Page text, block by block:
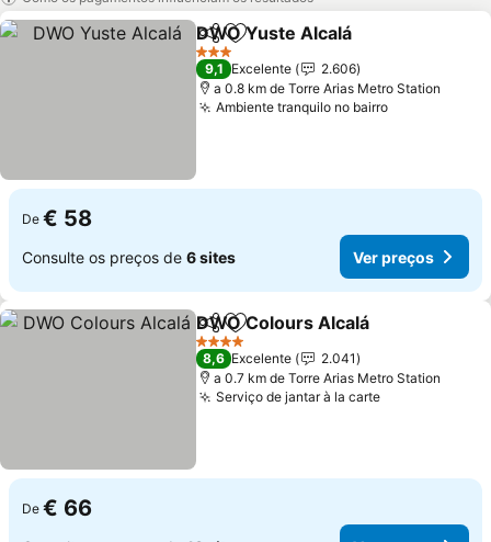
PartilharAdicionar aos favoritos
DWO Yuste Alcalá
3 Estrelas
9,1 Excelente
2.606
a 0.8 km de Torre Arias Metro Station
Ambiente tranquilo no bairroVer preços
De € 58
Consulte os preços de 6 sites Ver preços
PartilharAdicionar aos favoritos
DWO Colours Alcalá
4 Estrelas
8,6 Excelente
2.041
a 0.7 km de Torre Arias Metro Station
Serviço de jantar à la carteVer preços
De € 66